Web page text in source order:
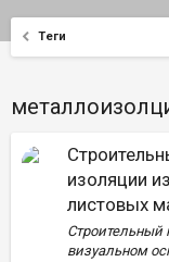
Теги
изоляции
листовых
Строительный
визуальном